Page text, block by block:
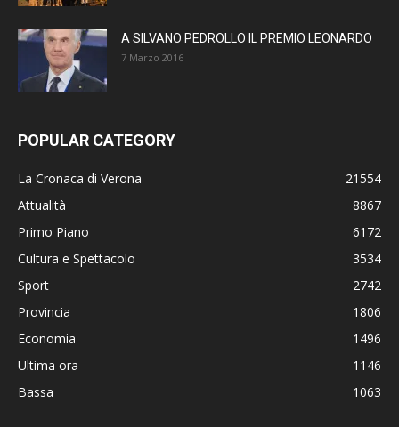
A SILVANO PEDROLLO IL PREMIO LEONARDO
7 Marzo 2016
POPULAR CATEGORY
La Cronaca di Verona
21554
Attualità
8867
Primo Piano
6172
Cultura e Spettacolo
3534
Sport
2742
Provincia
1806
Economia
1496
Ultima ora
1146
Bassa
1063